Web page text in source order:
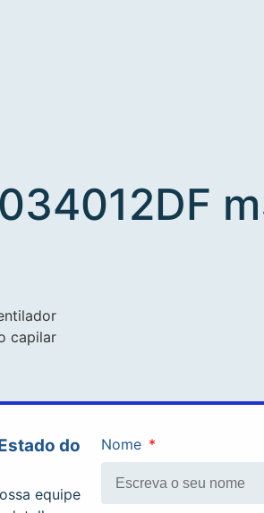
capilar
Nome
do
equipe